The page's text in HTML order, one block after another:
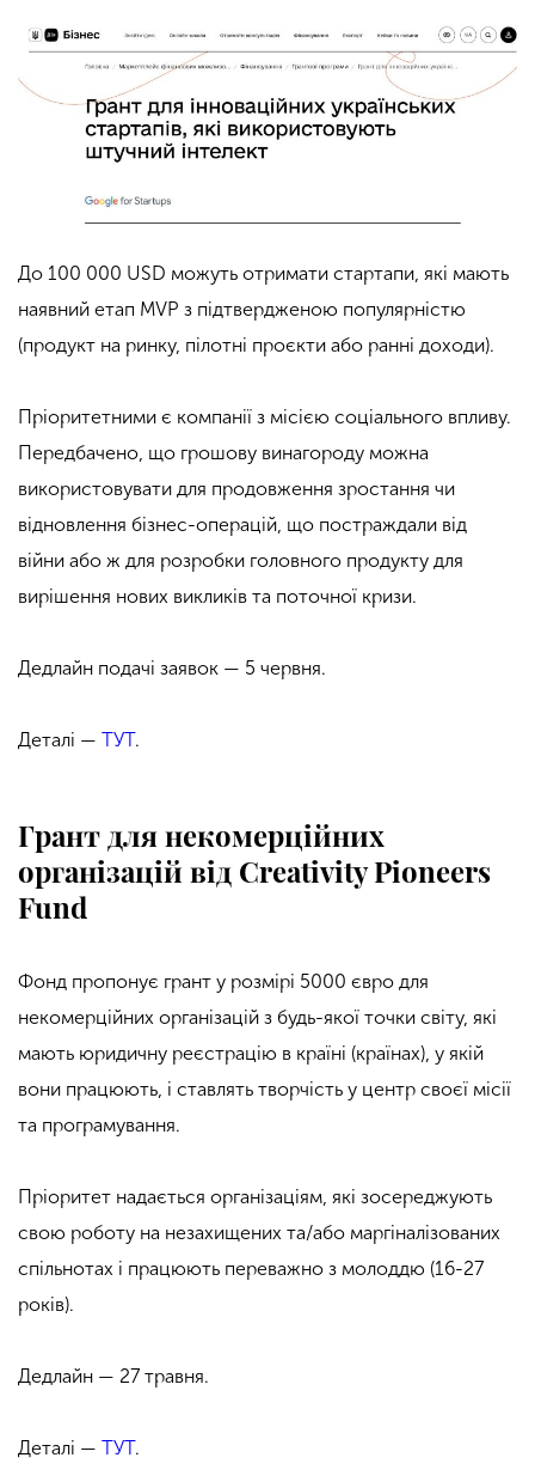
До 100 000 USD можуть отримати стартапи, які мають
наявний етап MVP з підтвердженою популярністю
(продукт на ринку, пілотні проєкти або ранні доходи).
Пріоритетними є компанії з місією соціального впливу.
Передбачено, що грошову винагороду можна
використовувати для продовження зростання чи
відновлення бізнес-операцій, що постраждали від
війни або ж для розробки головного продукту для
вирішення нових викликів та поточної кризи.
Дедлайн подачі заявок — 5 червня.
Деталі — ТУТ.
Грант для некомерційних
організацій від Creativity Pioneers
Fund
Фонд пропонує грант у розмірі 5000 євро для
некомерційних організацій з будь-якої точки світу, які
мають юридичну реєстрацію в країні (країнах), у якій
вони працюють, і ставлять творчість у центр своєї місії
та програмування.
Пріоритет надається організаціям, які зосереджують
свою роботу на незахищених та/або маргіналізованих
спільнотах і працюють переважно з молоддю (16-27
років).
Дедлайн — 27 травня.
Деталі — ТУТ.